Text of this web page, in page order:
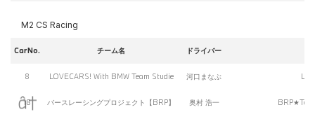
M2 CS Racing
CarNo. チーム名 ドライバー
8 LOVECARS! With BMW Team Studie 河口まなぶ
18 バースレーシングプロジェクト【BRP】 奥村 浩一